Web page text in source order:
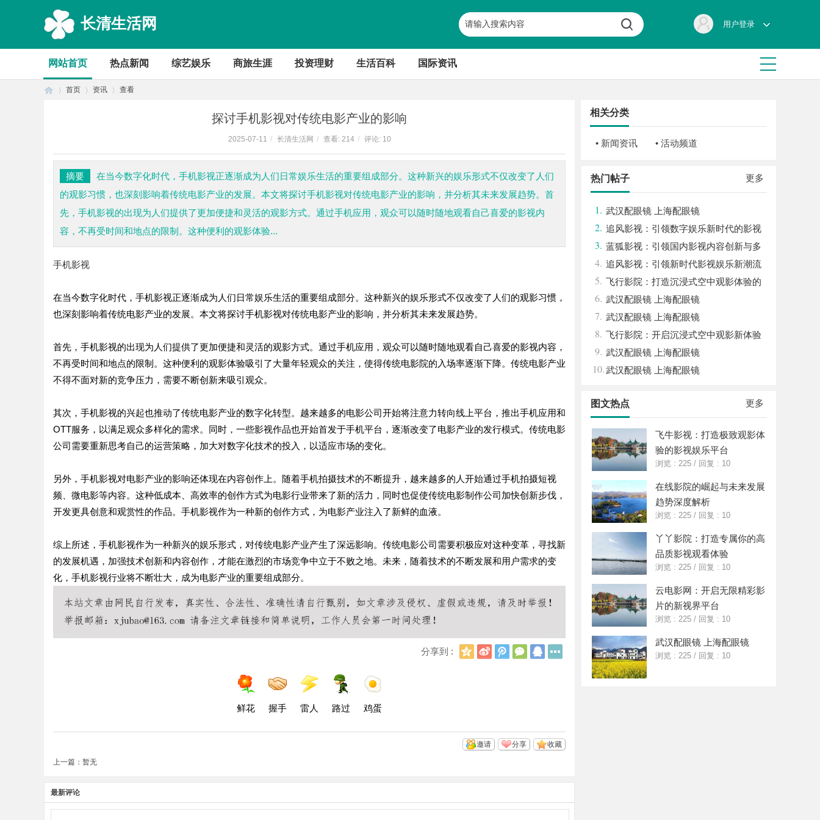
长清生活网 用户登录
网站首页 热点新闻 综艺娱乐 商旅生涯 投资理财 生活百科 国际资讯
首页 资讯 查看
探讨手机影视对传统电影产业的影响
2025-07-11 / 长清生活网 / 查看: 214 / 评论: 10
摘要
在当今数字化时代，手机影视正逐渐成为人们日常娱乐生活的重要组成部分。这种新兴的娱乐形式不仅改变了人们
的观影习惯，也深刻影响着传统电影产业的发展。本文将探讨手机影视对传统电影产业的影响，并分析其未来发展趋势。首
先，手机影视的出现为人们提供了更加便捷和灵活的观影方式。通过手机应用，观众可以随时随地观看自己喜爱的影视内
容，不再受时间和地点的限制。这种便利的观影体验...
手机影视
在当今数字化时代，手机影视正逐渐成为人们日常娱乐生活的重要组成部分。这种新兴的娱乐形式不仅改变了人们的观影习惯，
也深刻影响着传统电影产业的发展。本文将探讨手机影视对传统电影产业的影响，并分析其未来发展趋势。
首先，手机影视的出现为人们提供了更加便捷和灵活的观影方式。通过手机应用，观众可以随时随地观看自己喜爱的影视内容，
不再受时间和地点的限制。这种便利的观影体验吸引了大量年轻观众的关注，使得传统电影院的入场率逐渐下降。传统电影产业
不得不面对新的竞争压力，需要不断创新来吸引观众。
其次，手机影视的兴起也推动了传统电影产业的数字化转型。越来越多的电影公司开始将注意力转向线上平台，推出手机应用和
OTT服务，以满足观众多样化的需求。同时，一些影视作品也开始首发于手机平台，逐渐改变了电影产业的发行模式。传统电影
公司需要重新思考自己的运营策略，加大对数字化技术的投入，以适应市场的变化。
另外，手机影视对电影产业的影响还体现在内容创作上。随着手机拍摄技术的不断提升，越来越多的人开始通过手机拍摄短视
频、微电影等内容。这种低成本、高效率的创作方式为电影行业带来了新的活力，同时也促使传统电影制作公司加快创新步伐，
开发更具创意和观赏性的作品。手机影视作为一种新的创作方式，为电影产业注入了新鲜的血液。
综上所述，手机影视作为一种新兴的娱乐形式，对传统电影产业产生了深远影响。传统电影公司需要积极应对这种变革，寻找新
的发展机遇，加强技术创新和内容创作，才能在激烈的市场竞争中立于不败之地。未来，随着技术的不断发展和用户需求的变
化，手机影视行业将不断壮大，成为电影产业的重要组成部分。
分享到 :
Q
新
浪
腾
讯
微
信
Q
鲜花 握手 雷人 路过 鸡蛋
收藏
分享
邀请
上一篇：暂无
最新评论
相关分类
• 新闻资讯 • 活动频道
更多
热门帖子
1. 武汉配眼镜 上海配眼镜
2. 追风影视：引领数字娱乐新时代的影视
平台探索
3. 蓝狐影视：引领国内影视内容创新与多
元化发展的先锋力量
4. 追风影视：引领新时代影视娱乐新潮流
的创新平台
5. 飞行影院：打造沉浸式空中观影体验的
新革命
6. 武汉配眼镜 上海配眼镜
7. 武汉配眼镜 上海配眼镜
8. 飞行影院：开启沉浸式空中观影新体验
9. 武汉配眼镜 上海配眼镜
10.武汉配眼镜 上海配眼镜
更多
图文热点
飞牛影视：打造极致观影体
验的影视娱乐平台
浏览 : 225 / 回复 : 10
在线影院的崛起与未来发展
趋势深度解析
浏览 : 225 / 回复 : 10
丫丫影院：打造专属你的高
品质影视观看体验
浏览 : 225 / 回复 : 10
云电影网：开启无限精彩影
片的新视界平台
浏览 : 225 / 回复 : 10
武汉配眼镜 上海配眼镜
浏览 : 225 / 回复 : 10